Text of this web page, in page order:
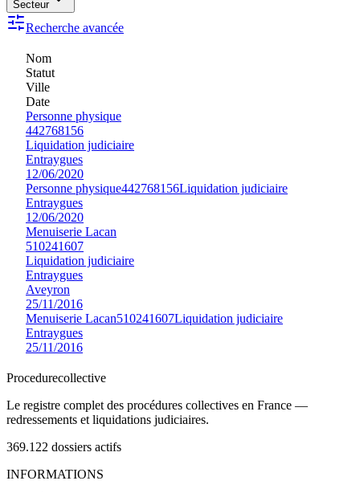
Secteur
Recherche avancée
Nom
Statut
Ville
Date
Personne physique
442768156
Liquidation judiciaire
Entraygues
12/06/2020
Personne physique442768156Liquidation judiciaire
Entraygues
12/06/2020
Menuiserie Lacan
510241607
Liquidation judiciaire
Entraygues
Aveyron
25/11/2016
Menuiserie Lacan510241607Liquidation judiciaire
Entraygues
25/11/2016
Procedurecollective
Le registre complet des procédures collectives en France —
redressements et liquidations judiciaires.
369.122 dossiers actifs
INFORMATIONS